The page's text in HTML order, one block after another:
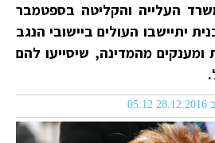
העלייה והקליטה בספטמבר
יתיישבו העולים ביישובי הנגב
ומענקים מהמדינה, שיסייעו להם